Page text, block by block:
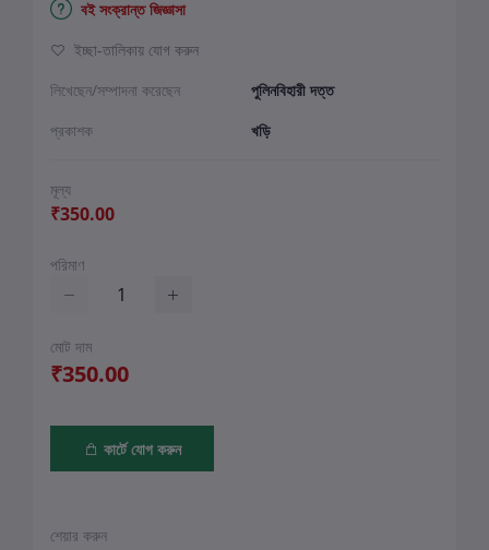
বই সংক্রান্ত জিজ্ঞাসা
ইচ্ছা-তালিকায় যোগ করুন
লিখেছেন/সম্পাদনা করেছেন
পুলিনবিহারী দত্ত
প্রকাশক
খড়ি
মূল্য
₹350.00
পরিমাণ
মোট দাম
₹350.00
কার্টে যোগ করুন
শেয়ার করুন